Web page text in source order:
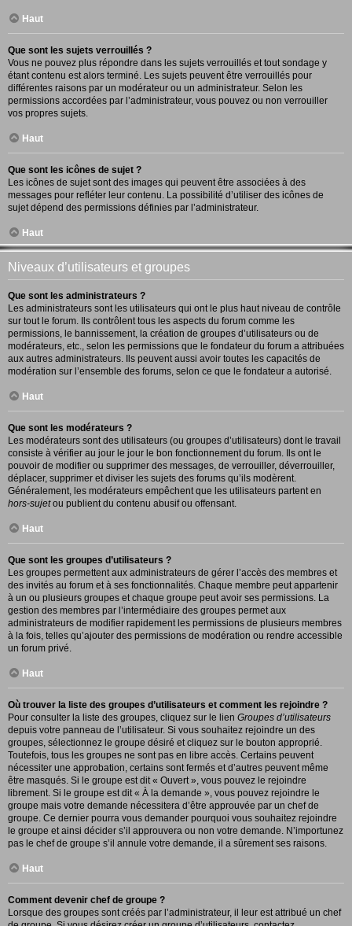
Haut
Que sont les sujets verrouillés ?
Vous ne pouvez plus répondre dans les sujets verrouillés et tout sondage y
étant contenu est alors terminé. Les sujets peuvent être verrouillés pour
différentes raisons par un modérateur ou un administrateur. Selon les
permissions accordées par l’administrateur, vous pouvez ou non verrouiller
vos propres sujets.
Haut
Que sont les icônes de sujet ?
Les icônes de sujet sont des images qui peuvent être associées à des
messages pour refléter leur contenu. La possibilité d’utiliser des icônes de
sujet dépend des permissions définies par l’administrateur.
Haut
Niveaux d’utilisateurs et groupes
Que sont les administrateurs ?
Les administrateurs sont les utilisateurs qui ont le plus haut niveau de contrôle
sur tout le forum. Ils contrôlent tous les aspects du forum comme les
permissions, le bannissement, la création de groupes d’utilisateurs ou de
modérateurs, etc., selon les permissions que le fondateur du forum a attribuées
aux autres administrateurs. Ils peuvent aussi avoir toutes les capacités de
modération sur l’ensemble des forums, selon ce que le fondateur a autorisé.
Haut
Que sont les modérateurs ?
Les modérateurs sont des utilisateurs (ou groupes d’utilisateurs) dont le travail
consiste à vérifier au jour le jour le bon fonctionnement du forum. Ils ont le
pouvoir de modifier ou supprimer des messages, de verrouiller, déverrouiller,
déplacer, supprimer et diviser les sujets des forums qu’ils modèrent.
Généralement, les modérateurs empêchent que les utilisateurs partent en
hors-sujetou publient du contenu abusif ou offensant.
Haut
Que sont les groupes d’utilisateurs ?
Les groupes permettent aux administrateurs de gérer l’accès des membres et
des invités au forum et à ses fonctionnalités. Chaque membre peut appartenir
à un ou plusieurs groupes et chaque groupe peut avoir ses permissions. La
gestion des membres par l’intermédiaire des groupes permet aux
administrateurs de modifier rapidement les permissions de plusieurs membres
à la fois, telles qu’ajouter des permissions de modération ou rendre accessible
un forum privé.
Haut
Où trouver la liste des groupes d’utilisateurs et comment les rejoindre ?
Pour consulter la liste des groupes, cliquez sur le lien Groupes d’utilisateurs
depuis votre panneau de l’utilisateur. Si vous souhaitez rejoindre un des
groupes, sélectionnez le groupe désiré et cliquez sur le bouton approprié.
Toutefois, tous les groupes ne sont pas en libre accès. Certains peuvent
nécessiter une approbation, certains sont fermés et d’autres peuvent même
être masqués. Si le groupe est dit « Ouvert », vous pouvez le rejoindre
librement. Si le groupe est dit « À la demande », vous pouvez rejoindre le
groupe mais votre demande nécessitera d’être approuvée par un chef de
groupe. Ce dernier pourra vous demander pourquoi vous souhaitez rejoindre
le groupe et ainsi décider s’il approuvera ou non votre demande. N’importunez
pas le chef de groupe s’il annule votre demande, il a sûrement ses raisons.
Haut
Comment devenir chef de groupe ?
Lorsque des groupes sont créés par l’administrateur, il leur est attribué un chef